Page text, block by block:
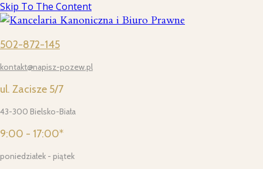
Skip To The Content
502-872-145
kontakt@napisz-pozew.pl
ul. Zacisze 5/7
43-300 Bielsko-Biała
9:00 - 17:00*
poniedziałek - piątek